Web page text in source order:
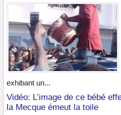
exhibant un...
Vidéo: L’image de ce bébé
la Mecque émeut la toile